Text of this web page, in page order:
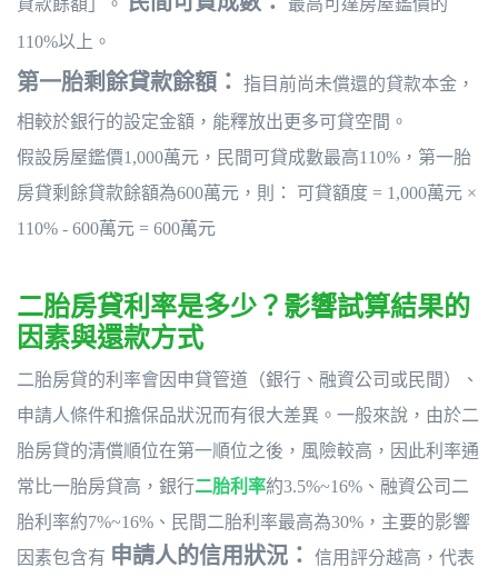
110%以上。
第一胎剩餘貸款餘額：
指目前尚未償還的貸款本金，
相較於銀行的設定金額，能釋放出更多可貸空間。
假設房屋鑑價1,000萬元，民間可貸成數最高110%，第一胎
房貸剩餘貸款餘額為600萬元，則：
可貸額度 = 1,000萬元 ×
110% - 600萬元 = 600萬元
二胎房貸利率是多少？影響試算結果的
因素與還款方式
二胎房貸的利率會因申貸管道（銀行、融資公司或民間）、
申請人條件和擔保品狀況而有很大差異。一般來說，由於二
胎房貸的清償順位在第一順位之後，風險較高，因此利率通
常比一胎房貸高，銀行二胎利率約3.5%~16%、融資公司二
胎利率約7%~16%、民間二胎利率最高為30%，主要的影響
因素包含有 申請人的信用狀況：
信用評分越高，代表